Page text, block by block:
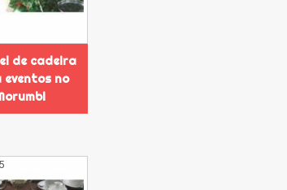
de cadeira
eventos no